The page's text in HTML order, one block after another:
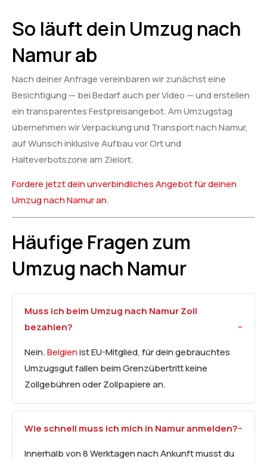
So läuft dein Umzug nach
Namur ab
Nach deiner Anfrage vereinbaren wir zunächst eine
Besichtigung — bei Bedarf auch per Video — und erstellen
ein transparentes Festpreisangebot. Am Umzugstag
übernehmen wir Verpackung und Transport nach Namur,
auf Wunsch inklusive Aufbau vor Ort und
Halteverbotszone am Zielort.
Fordere jetzt dein unverbindliches Angebot für deinen
Umzug nach Namur an.
Häufige Fragen zum
Umzug nach Namur
Muss ich beim Umzug nach Namur Zoll
bezahlen?
Nein.Belgienist EU-Mitglied, für dein gebrauchtes
Umzugsgut fallen beim Grenzübertritt keine
Zollgebühren oder Zollpapiere an.
Wie schnell muss ich mich in Namur anmelden?
Innerhalb von 8 Werktagen nach Ankunft musst du